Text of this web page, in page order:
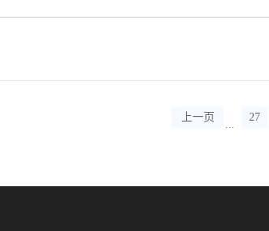
作人员创造一个舒适、方便、卫
的划分（合理的连接各部门保证
人员和访客稍作停留的地方，空
公区应设置在办公室的中央，使员
上一页
...
27